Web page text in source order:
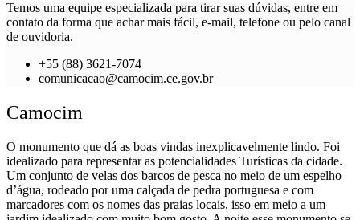
Temos uma equipe especializada para tirar suas dúvidas, entre em
contato da forma que achar mais fácil, e-mail, telefone ou pelo canal
de ouvidoria.
+55 (88) 3621-7074
comunicacao@camocim.ce.gov.br
Camocim
O monumento que dá as boas vindas inexplicavelmente lindo. Foi
idealizado para representar as potencialidades Turísticas da cidade.
Um conjunto de velas dos barcos de pesca no meio de um espelho
d’água, rodeado por uma calçada de pedra portuguesa e com
marcadores com os nomes das praias locais, isso em meio a um